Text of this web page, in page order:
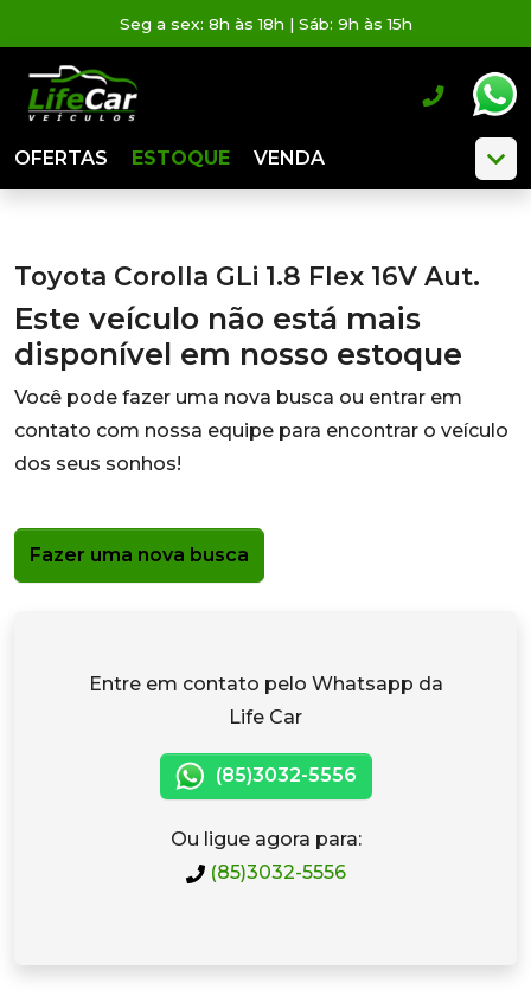
Seg a sex: 8h às 18h | Sáb: 9h às 15h
OFERTAS ESTOQUE VENDA
Toyota Corolla GLi 1.8 Flex 16V Aut.
Este veículo não está mais
disponível em nosso estoque
Você pode fazer uma nova busca ou entrar em
contato com nossa equipe para encontrar o veículo
dos seus sonhos!
Fazer uma nova busca
Entre em contato pelo Whatsapp da
Life Car
(85)3032-5556
Ou ligue agora para:
(85)3032-5556